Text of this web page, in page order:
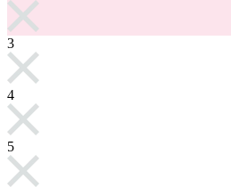
3
4
5